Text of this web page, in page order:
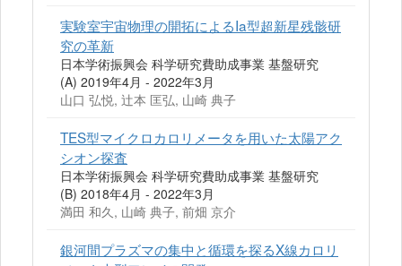
実験室宇宙物理の開拓によるIa型超新星残骸研
究の革新
日本学術振興会 科学研究費助成事業 基盤研究
(A) 2019年4月 - 2022年3月
山口 弘悦, 辻本 匡弘, 山崎 典子
TES型マイクロカロリメータを用いた太陽アク
シオン探査
日本学術振興会 科学研究費助成事業 基盤研究
(B) 2018年4月 - 2022年3月
満田 和久, 山崎 典子, 前畑 京介
銀河間プラズマの集中と循環を探るX線カロリ